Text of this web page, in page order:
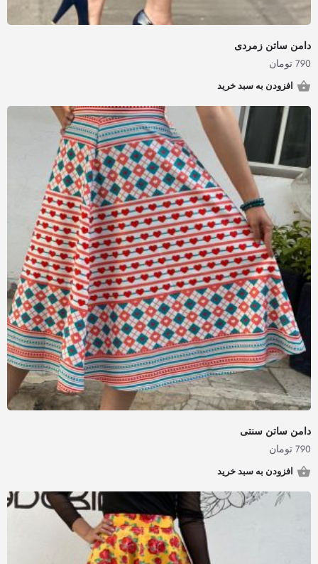
دامن ساتن زمردی
790 تومان
افزودن به سبد خرید
دامن ساتن سنتی
790 تومان
افزودن به سبد خرید